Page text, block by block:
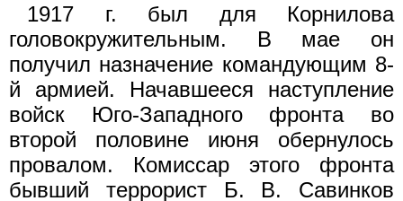
1917 г. был для Корнилова
головокружительным. В мае он
получил назначение командующим 8-
й армией. Начавшееся на­ступление
войск Юго-Западного фронта во
второй половине июня обернулось
провалом. Комиссар этого фронта
бывший террорист Б. В. Савинков